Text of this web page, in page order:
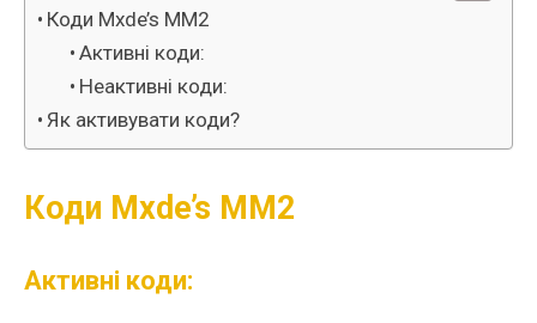
Коди Mxde’s MM2
Активні коди:
Неактивні коди:
Як активувати коди?
Коди Mxde’s MM2
Активні коди: